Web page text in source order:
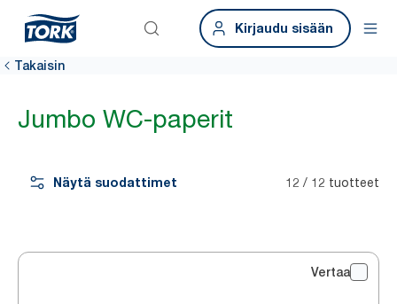
Kirjaudu sisään
Takaisin
Jumbo WC-paperit
Näytä suodattimet 12 / 12 tuotteet
Vertaa